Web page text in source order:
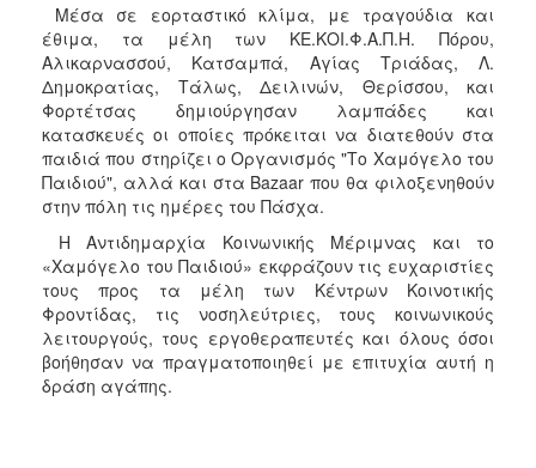
ΤΟΠΟΣ
ΠΟΛΙΤΙΣΜΟΣ
ΑΝΘΕΚΤΙΚΗ
ΠΟΛΗ
Μέσα σε εορταστικό κλίμα, με τραγούδια και
έθιμα, τα μέλη των ΚΕ.ΚΟΙ.Φ.Α.Π.Η. Πόρου,
Αλικαρνασσού, Κατσαμπά, Αγίας Τριάδας, Λ.
Δημοκρατίας, Τάλως, Δειλινών, Θερίσσου, και
Φορτέτσας δημιούργησαν λαμπάδες και
κατασκευές οι οποίες πρόκειται να διατεθούν στα
παιδιά που στηρίζει ο Οργανισμός "Το Χαμόγελο του
Παιδιού", αλλά και στα Bazaar που θα φιλοξενηθούν
στην πόλη τις ημέρες του Πάσχα.
Η Αντιδημαρχία Κοινωνικής Μέριμνας και το
«Χαμόγελο του Παιδιού» εκφράζουν τις ευχαριστίες
τους προς τα μέλη των Κέντρων Κοινοτικής
Φροντίδας, τις νοσηλεύτριες, τους κοινωνικούς
λειτουργούς, τους εργοθεραπευτές και όλους όσοι
βοήθησαν να πραγματοποιηθεί με επιτυχία αυτή η
δράση αγάπης.